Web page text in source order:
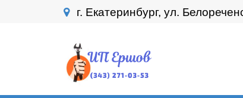
г. Екатеринбург, ул.